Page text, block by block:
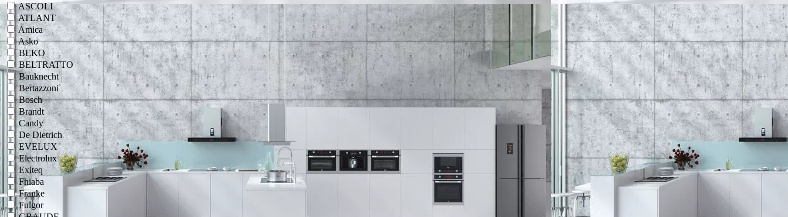
ASCOLI
ATLANT
Amica
Asko
BEKO
BELTRATTO
Bauknecht
Bertazzoni
Bosch
Brandt
Candy
De Dietrich
EVELUX
Electrolux
Exiteq
Fhiaba
Franke
Fulgor